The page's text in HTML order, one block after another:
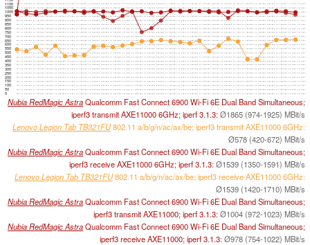
0
50
100
150
200
250
300
350
400
450
500
550
600
650
700
750
800
850
900
950
1000
1050
1100
Nubia RedMagic AstraQualcomm Fast Connect 6900 Wi-Fi 6E Dual Band Simultaneous;
iperf3 transmit AXE11000 6GHz; iperf 3.1.3:Ø1865 (974-1925) MBit/s
Lenovo Legion Tab TB321FU802.11 a/​b/​g/​n/​ac/​ax/​be; iperf3 transmit AXE11000 6GHz:
Ø578 (420-672) MBit/s
Nubia RedMagic AstraQualcomm Fast Connect 6900 Wi-Fi 6E Dual Band Simultaneous;
iperf3 receive AXE11000 6GHz; iperf 3.1.3:Ø1539 (1350-1591) MBit/s
Lenovo Legion Tab TB321FU802.11 a/​b/​g/​n/​ac/​ax/​be; iperf3 receive AXE11000 6GHz:
Ø1539 (1420-1710) MBit/s
Nubia RedMagic AstraQualcomm Fast Connect 6900 Wi-Fi 6E Dual Band Simultaneous;
iperf3 transmit AXE11000; iperf 3.1.3:Ø1004 (972-1023) MBit/s
Nubia RedMagic AstraQualcomm Fast Connect 6900 Wi-Fi 6E Dual Band Simultaneous;
iperf3 receive AXE11000; iperf 3.1.3:Ø978 (754-1022) MBit/s